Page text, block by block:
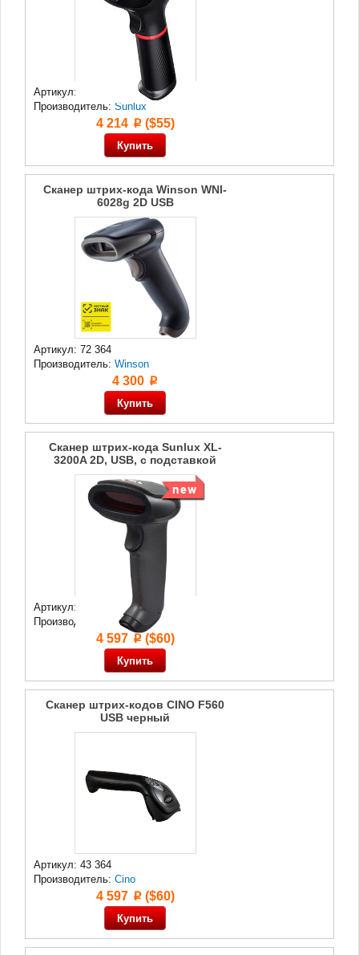
Артикул: 75 590
Производитель: Sunlux
4 214 p($55)
Сканер штрих-кода Winson WNI-
6028g 2D USB
Артикул: 72 364
Производитель: Winson
4 300 p
Сканер штрих-кода Sunlux XL-
3200A 2D, USB, с подставкой
Артикул: 74 735
Производитель:
Sunlux
4 597 p($60)
Сканер штрих-кодов CINO F560
USB черный
Артикул: 43 364
Производитель: Cino
4 597 p($60)